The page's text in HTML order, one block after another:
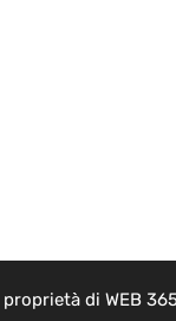
di WEB